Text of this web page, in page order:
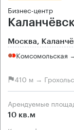
Бизнес-центр
Москва,
Комсомольская
410 м →
Арендуемые
10 кв.м